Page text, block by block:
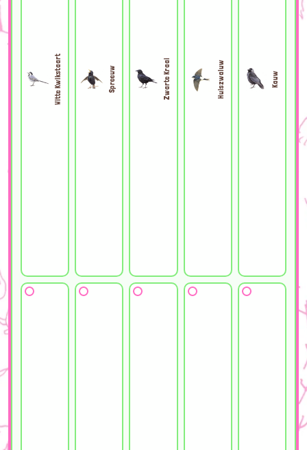
Witte Kwikstaart Spreeuw Zwarte Kraai Huiszwaluw Kauw